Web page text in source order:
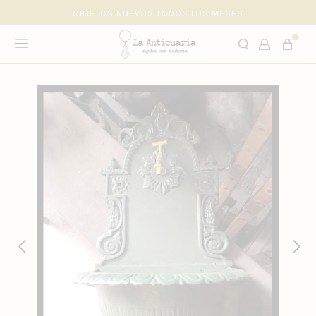
OBJETOS NUEVOS TODOS LOS MESES
hola@laanticuaria.cl